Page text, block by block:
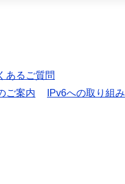
あるご質問
ご案内
IPv6への取り組み